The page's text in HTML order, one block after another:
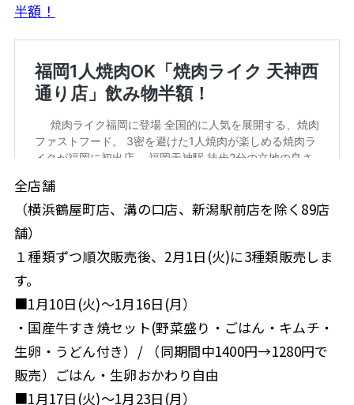
半額！
全店舗
（横浜鶴屋町店、溝の口店、新潟駅前店を除く89店
舗）
１種類ずつ順次販売後、2月1日(火)に3種類販売しま
す。
■1月10日(火)～1月16日(月）
・国産牛すき焼セット(野菜盛り・ごはん・キムチ・
生卵・うどん付き）/ （同期間中1400円→1280円で
販売）ごはん・生卵おかわり自由
■1月17日(火)～1月23日(月）